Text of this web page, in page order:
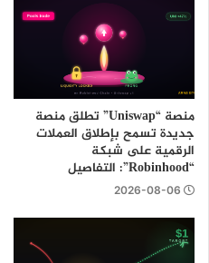
منصة “Uniswap” تطلق منصة
جديدة تسمح بإطلاق العملات
الرقمية على شبكة
“Robinhood”: التفاصيل
2026-08-06